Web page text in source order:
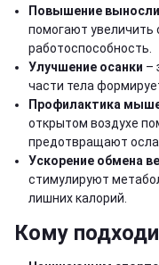
Повышение
помогают
работоспособность.
Улучшение осанки –
части тела
Профилактика
открытом воздухе
предотвращают
Ускорение обмена
стимулируют
лишних калорий.
Кому